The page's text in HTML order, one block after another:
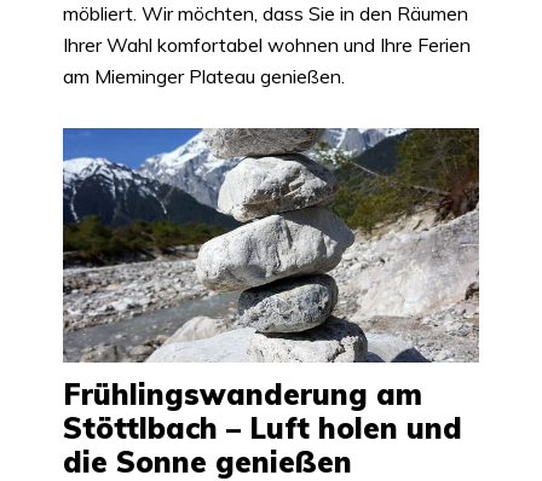
möbliert. Wir möchten, dass Sie in den Räumen
Ihrer Wahl komfortabel wohnen und Ihre Ferien
am Mieminger Plateau genießen.
Frühlingswanderung am
Stöttlbach – Luft holen und
die Sonne genießen